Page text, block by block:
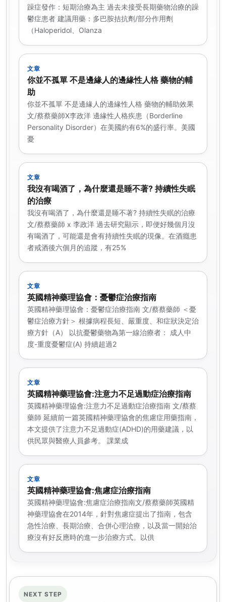
躁症發作：短期治療為主 過去未接受長期藥物治療的躁
鬱症患者 建議用藥：多巴胺拮抗劑/部分作用劑
（Haloperidol、Olanza
文章
你並不孤單 不是邊緣人的邊緣性人格 藥物的輔
助
你並不孤單 不是邊緣人的邊緣性人格 藥物的輔助效果
文/蔡蔡藥師X李政洋 邊緣性人格疾患（Borderline
Personality Disorder）在美國約有6%的盛行率。美國
憂
文章
我沒有喝酒了，為什麼還是睡不著? 持續性失眠
的治療
我沒有喝酒了，為什麼還是睡不著? 持續性失眠的治療
文/蔡蔡藥師 x 李政洋 過去研究顯示，即便好幾個月沒
有喝酒了，可能還是會有持續性失眠的現像。在酒癮患
者戒酒後六個月的追蹤，有25%
文章
英國精神藥理協會：憂鬱症治療指南
英國精神藥理協會：憂鬱症治療指南 文/蔡蔡藥師 ＜憂
鬱症治療方針＞ 根據病程長短、嚴重度、和症狀決定治
療方針（A） 以抗憂鬱藥物為第一線治療者： 成人中
度-重度憂鬱症(A) 持續超過2
文章
英國精神藥理協會:注意力不足過動症治療指南
英國精神藥理協會:注意力不足過動症治療指南 文/蔡蔡
藥師 延續前一篇英國精神藥理協會的焦慮症用藥指南，
本文提供了注意力不足過動症(ADHD)的用藥建議，以
供民眾與醫療人員參考。 課業成
文章
英國精神藥理協會:焦慮症治療指南
英國精神藥理協會:焦慮症治療指南文/蔡蔡藥師英國精
神藥理協會在2014年，針對焦慮症提出了指南，包含
急性治療、長期治療、合併心理治療，以及當一開始治
療沒有好反應時的進一步治療方式。以供
NEXT STEP